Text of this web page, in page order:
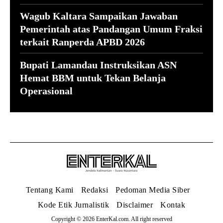
Wagub Kaltara Sampaikan Jawaban
Pemerintah atas Pandangan Umum Fraksi
terkait Ranperda APBD 2026
Bupati Lamandau Instruksikan ASN
Hemat BBM untuk Tekan Belanja
Operasional
Tentang Kami Redaksi
Pedoman Media Siber
Kode Etik Jurnalistik
Disclaimer Kontak
Copyright © 2026 EnterKal.com. All right reserved